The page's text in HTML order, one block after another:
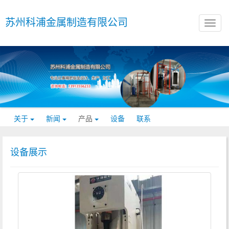
苏州科浦金属制造有限公司
关于 新闻 产品 设备 联系
设备展示